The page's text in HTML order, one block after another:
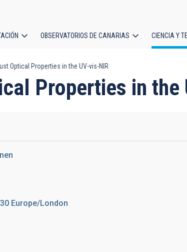
OBSERVATORIOS DE CANARIAS CIENCIA Y
Optical Properties in the UV-vis-NIR
Properties in the
Europe/London